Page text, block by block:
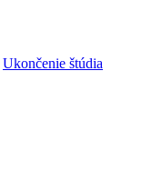
Ukončenie štúdia